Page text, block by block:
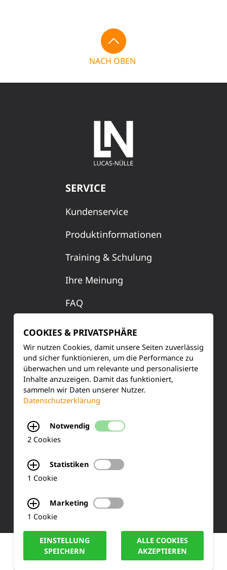
NACH OBEN
SERVICE
Kundenservice
Produktinformationen
Training & Schulung
Ihre Meinung
FAQ
KONTAKT
Siemensstraße 2
50170 Kerpen
info@lucas-nuelle.de
IMPRESSUM DATENSCHUTZ COOKIE HINWEISE
COOKIES & PRIVATSPHÄRE
Wir nutzen Cookies, damit unsere Seiten zuverlässig
und sicher funktionieren, um die Performance zu
überwachen und um relevante und personalisierte
Inhalte anzuzeigen. Damit das funktioniert,
sammeln wir Daten unserer Nutzer.
Datenschutzerklärung
Notwendig
2 Cookies
Statistiken
1 Cookie
Marketing
1 Cookie
EINSTELLUNG
SPEICHERN
ALLE COOKIES
AKZEPTIEREN